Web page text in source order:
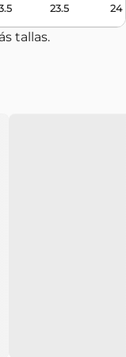
23.5 24
tallas.